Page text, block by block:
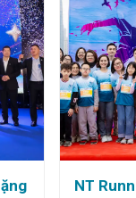
NT